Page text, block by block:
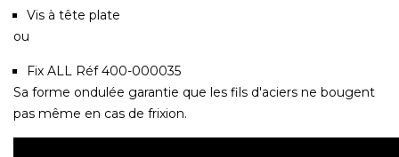
Vis à tête plate
ou
Fix ALL Réf 400-000035
Sa forme ondulée garantie que les fils d'aciers ne bougent
pas même en cas de frixion.